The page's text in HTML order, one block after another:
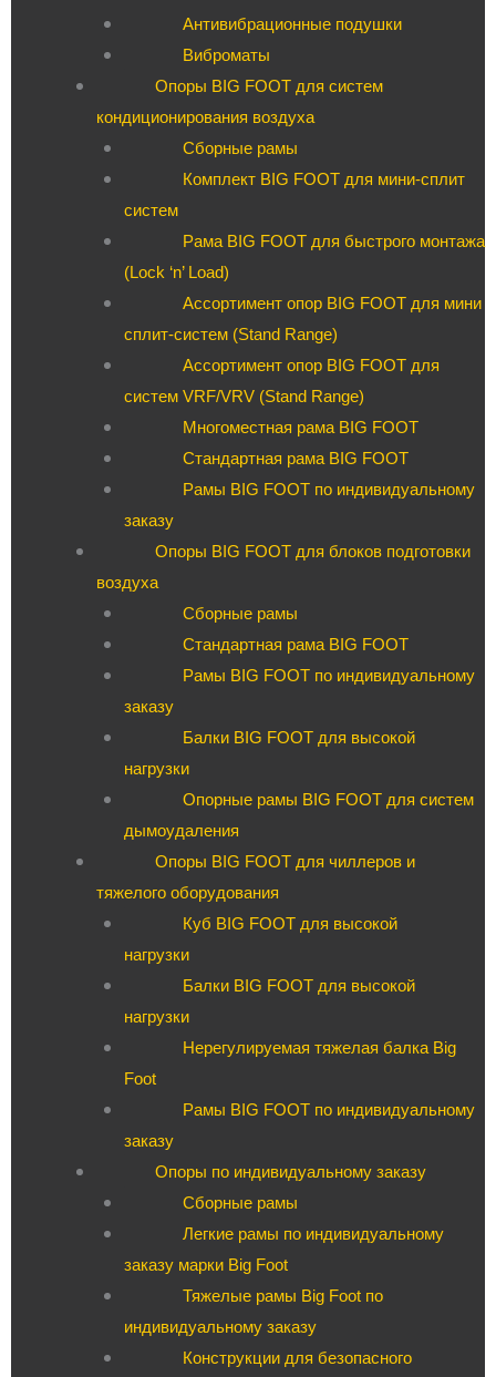
Антивибрационные подушки
Виброматы
Опоры BIG FOOT для систем
кондиционирования воздуха
Сборные рамы
Комплект BIG FOOT для мини-сплит
систем
Рама BIG FOOT для быстрого монтажа
(Lock ‘n’ Load)
Ассортимент опор BIG FOOT для мини
сплит-систем (Stand Range)
Ассортимент опор BIG FOOT для
систем VRF/VRV (Stand Range)
Многоместная рама BIG FOOT
Стандартная рама BIG FOOT
Рамы BIG FOOT по индивидуальному
заказу
Опоры BIG FOOT для блоков подготовки
воздуха
Сборные рамы
Стандартная рама BIG FOOT
Рамы BIG FOOT по индивидуальному
заказу
Балки BIG FOOT для высокой
нагрузки
Опорные рамы BIG FOOT для систем
дымоудаления
Опоры BIG FOOT для чиллеров и
тяжелого оборудования
Куб BIG FOOT для высокой
нагрузки
Балки BIG FOOT для высокой
нагрузки
Нерегулируемая тяжелая балка Big
Foot
Рамы BIG FOOT по индивидуальному
заказу
Опоры по индивидуальному заказу
Сборные рамы
Легкие рамы по индивидуальному
заказу марки Big Foot
Тяжелые рамы Big Foot по
индивидуальному заказу
Конструкции для безопасного